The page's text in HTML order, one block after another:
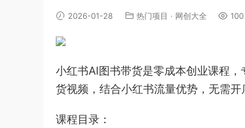
2026-01-28 热门项目 · 网创大全 100
小红书AI图书带货‌是零成本创业课程
货视频，结合小红书流量优势，无需
课程目录：